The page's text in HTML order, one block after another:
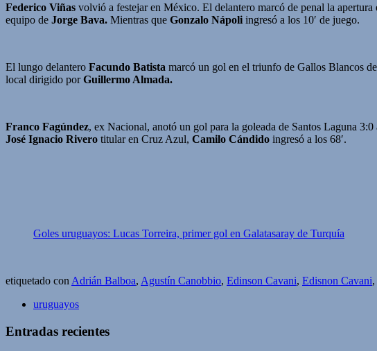
Federico Viñas volvió a festejar en México. El delantero marcó de penal la
equipo de Jorge Bava. Mientras que Gonzalo Nápoli ingresó a los 10′ de juego.
El lungo delantero Facundo Batista marcó un gol en el triunfo de Gallos Blancos
local dirigido porGuillermo Almada.
Franco Fagúndez, ex Nacional, anotó un gol para la goleada de Santos Laguna
José Ignacio Rivero titular en Cruz Azul, Camilo Cándido ingresó a los 68′.
Goles uruguayos: Lucas Torreira, primer gol en Galatasaray de Turquía
etiquetado con Adrián Balboa, Agustín Canobbio, Edinson Cavani, Edisnon Cavani,
uruguayos
Entradas recientes